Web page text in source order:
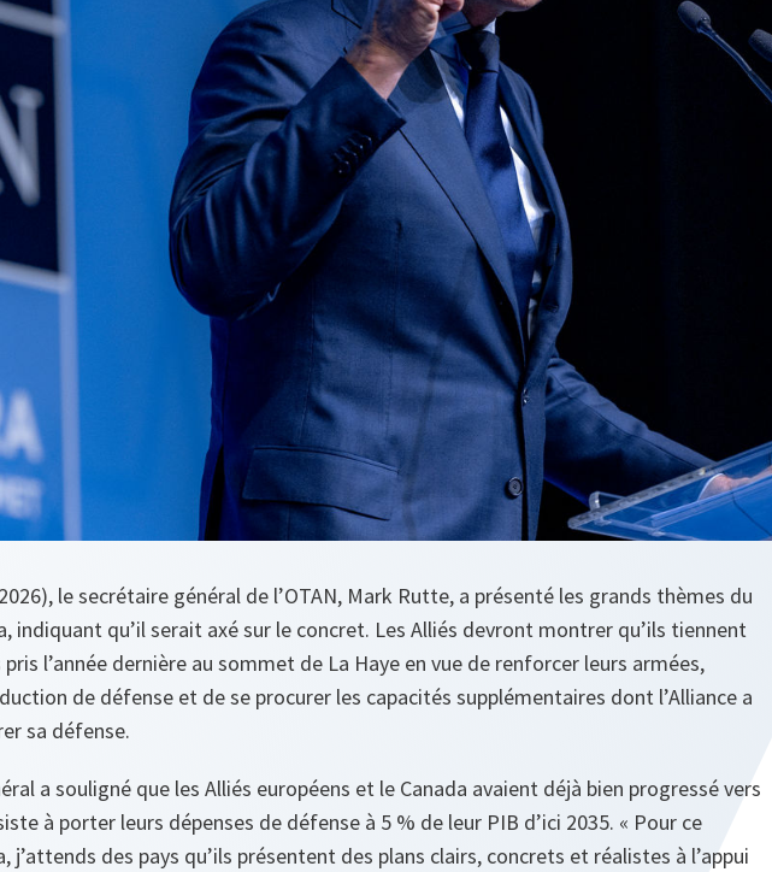
le secrétaire général de l’OTAN, Mark Rutte, a présenté les grands thèmes du
indiquant qu’il serait axé sur le concret. Les Alliés devront montrer qu’ils tiennent
l’année dernière au sommet de La Haye en vue de renforcer leurs armées,
de défense et de se procurer les capacités supplémentaires dont l’Alliance a
sa défense.
a souligné que les Alliés européens et le Canada avaient déjà bien progressé vers
à porter leurs dépenses de défense à 5 % de leur PIB d’ici 2035. « Pour ce
j’attends des pays qu’ils présentent des plans clairs, concrets et réalistes à l’appui